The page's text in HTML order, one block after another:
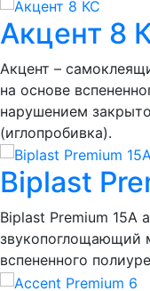
Акцент 8
Акцент –
на основе
нарушением
(иглопробивка).
Biplast
Biplast Premium 15A
звукопоглощающий
вспененного